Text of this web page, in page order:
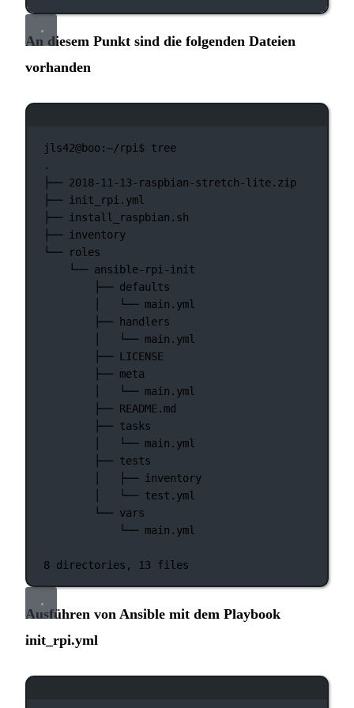
An diesem Punkt sind die folgenden Dateien
vorhanden
jls42@boo:~/rpi$ tree
.
├── 2018-11-13-raspbian-stretch-lite.zip
├──
init_rpi.yml
├──
install_raspbian.sh
├──
inventory
└──
roles
└── ansible-rpi-init
├── defaults
└── main.yml
├── handlers
└── main.yml
├── LICENSE
├── meta
└── main.yml
├── README.md
├── tasks
└── main.yml
├── tests
├──
inventory
└── test.yml
└── vars
└── main.yml
8 directories, 13 files
Ausführen von Ansible mit dem Playbook
init_rpi.yml